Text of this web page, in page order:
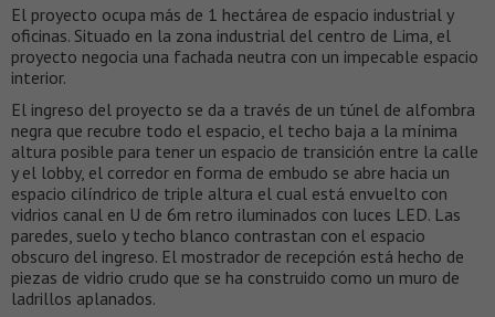
El proyecto ocupa más de 1 hectárea de espacio industrial y
oficinas. Situado en la zona industrial del centro de Lima, el
proyecto negocia una fachada neutra con un impecable espacio
interior.
El ingreso del proyecto se da a través de un túnel de alfombra
negra que recubre todo el espacio, el techo baja a la mínima
altura posible para tener un espacio de transición entre la calle
y el lobby, el corredor en forma de embudo se abre hacia un
espacio cilíndrico de triple altura el cual está envuelto con
vidrios canal en U de 6m retro iluminados con luces LED. Las
paredes, suelo y techo blanco contrastan con el espacio
obscuro del ingreso. El mostrador de recepción está hecho de
piezas de vidrio crudo que se ha construido como un muro de
ladrillos aplanados.